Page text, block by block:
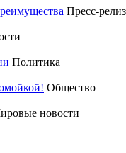
Пресс-релиз
Политика
Общество
новости